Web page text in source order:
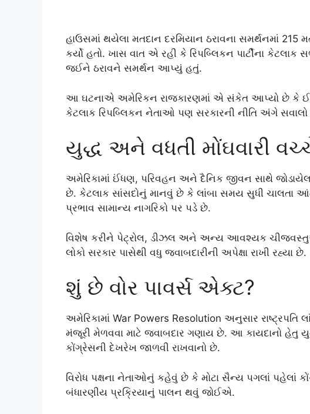
હાઉસમાં થયેલા મતદાન દરમિયાન ઠરાવના સમર્થનમાં 215
કર્યો હતો. ખાસ વાત એ રહી કે રિપબ્લિકન પાર્ટીના કેટલાક
જઈને ઠરાવને સમર્થન આપ્યું હતું.
આ ઘટનાએ અમેરિકન રાજકારણમાં એ સંકેત આપ્યો છે કે
કેટલાક રિપબ્લિકન નેતાઓ પણ સરકારની નીતિ અંગે સવાલો
યુદ્ધ અને વધતી મોંઘવારી
અમેરિકામાં ઈંધણ, પરિવહન અને દૈનિક જીવન સાથે જોડાયેલા
છે. કેટલાક સાંસદોનું માનવું છે કે લાંબા સમય સુધી ચાલતા
પ્રભાવ સામાન્ય નાગરિકો પર પડે છે.
વિશેષ કરીને પેટ્રોલ, ડીઝલ અને અન્ય આવશ્યક
લોકો સરકાર પાસેથી વધુ જવાબદારીની અપેક્ષા રાખી રહ્યા છે.
શું છે વોર પાવર્સ એક્ટ?
અમેરિકામાં War Powers Resolution અનુસાર રાષ્ટ્રપતિ
મંજૂરી મેળવવા માટે જવાબદાર ગણાય છે. આ કાયદાનો હેતુ
કોંગ્રેસની દેખરેખ જાળવી રાખવાનો છે.
વિરોધ પક્ષના નેતાઓનું કહેવું છે કે મોટા સૈન્ય પગલાં પહેલાં
બંધારણીય પ્રક્રિયાનું પાલન થવું જોઈએ.